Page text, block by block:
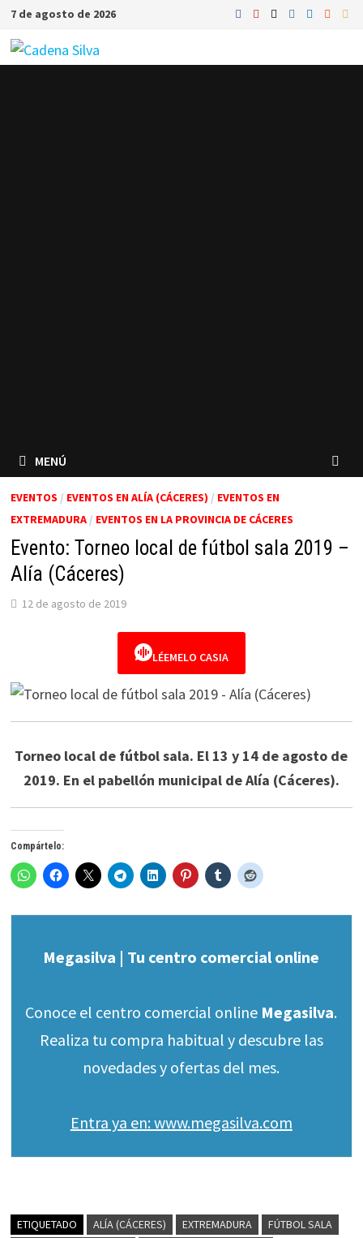
Saltar
contenido
7 de agosto de 2026
MENÚ
EVENTOS / EVENTOS EN ALÍA (CÁCERES) / EVENTOS EN
EXTREMADURA/ EVENTOS EN LA PROVINCIA DE CÁCERES
Evento: Torneo local de fútbol sala 2019 –
Alía (Cáceres)
12 de agosto de 2019
LÉEMELO CASIA
Torneo local de fútbol sala. El 13 y 14 de agosto de
2019. En el pabellón municipal de Alía (Cáceres).
Compártelo:
Megasilva | Tu centro comercial online
Conoce el centro comercial online Megasilva.
Realiza tu compra habitual y descubre las
novedades y ofertas del mes.
Entra ya en: www.megasilva.com
ETIQUETADO ALÍA (CÁCERES) EXTREMADURA
FÚTBOL SALA